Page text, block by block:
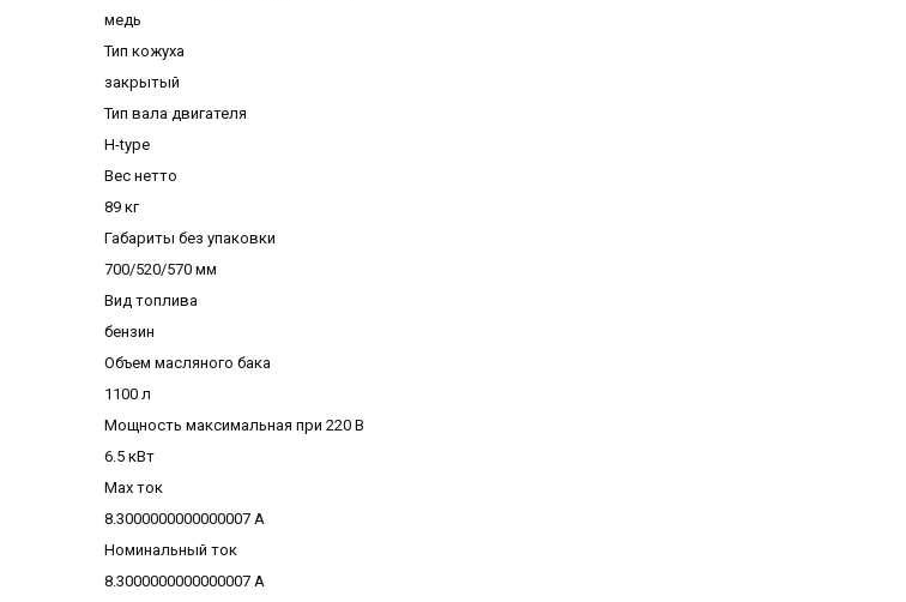
медь
Тип кожуха
закрытый
Тип вала двигателя
H-type
Вес нетто
89 кг
Габариты без упаковки
700/520/570 мм
Вид топлива
бензин
Объем масляного бака
1100 л
Мощность максимальная при 220 В
6.5 кВт
Max ток
8.3000000000000007 А
Номинальный ток
8.3000000000000007 А